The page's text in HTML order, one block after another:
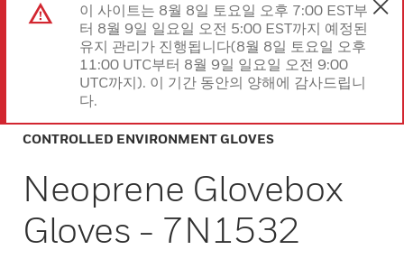
이 사이트는 8월 8일 토요일 오후 7:00 EST부
터 8월 9일 일요일 오전 5:00 EST까지 예정된
유지 관리가 진행됩니다(8월 8일 토요일 오후
11:00 UTC부터 8월 9일 일요일 오전 9:00
UTC까지). 이 기간 동안의 양해에 감사드립니
다.
CONTROLLED ENVIRONMENT GLOVES
Neoprene Glovebox
Gloves - 7N1532